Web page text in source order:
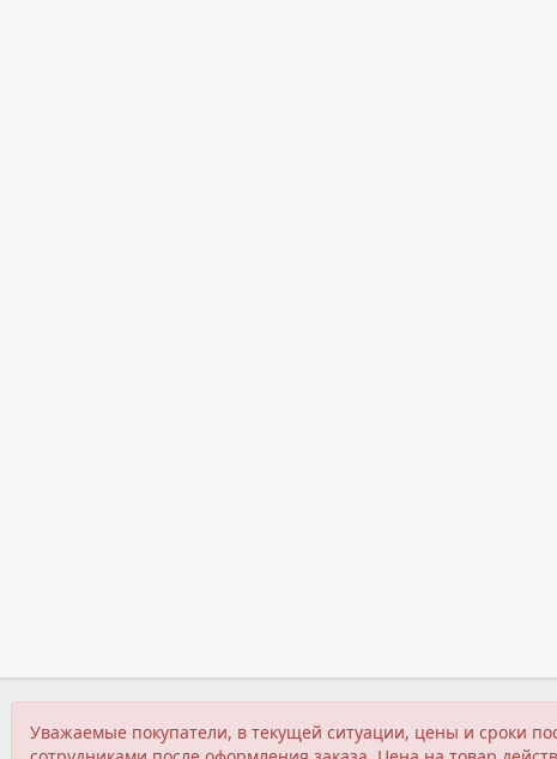
Уважаемые покупатели, в текущей ситуации, цены и сроки